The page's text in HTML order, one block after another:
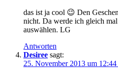
das ist ja cool 😉 Den
nicht. Da werde ich gleich
auswählen. LG
Antworten
Desiree sagt:
25. November 2013 um